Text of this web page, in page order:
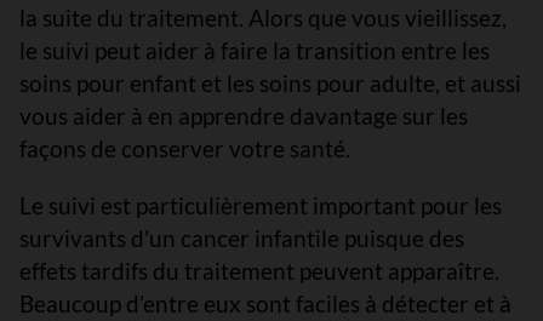
la suite du traitement. Alors que vous vieillissez,
le suivi peut aider à faire la transition entre les
soins pour enfant et les soins pour adulte, et aussi
vous aider à en apprendre davantage sur les
façons de conserver votre santé.
Le suivi est particulièrement important pour les
survivants d'un cancer infantile puisque des
effets tardifs du traitement peuvent apparaître.
Beaucoup d’entre eux sont faciles à détecter et à